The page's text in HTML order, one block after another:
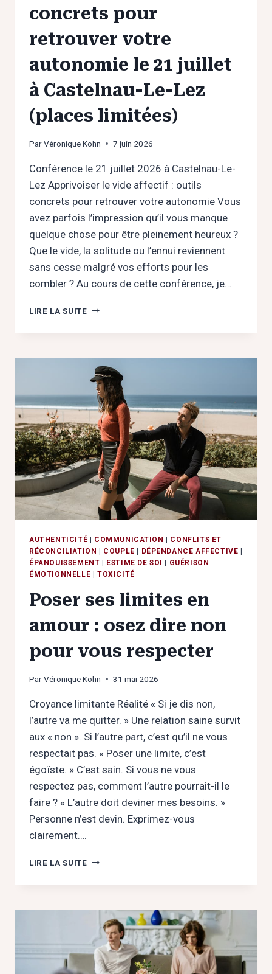
concrets pour
retrouver votre
autonomie le 21 juillet
à Castelnau-Le-Lez
(places limitées)
ParVéronique Kohn 7 juin 2026
Conférence le 21 juillet 2026 à Castelnau-Le-
Lez Apprivoiser le vide affectif : outils
concrets pour retrouver votre autonomie Vous
avez parfois l’impression qu’il vous manque
quelque chose pour être pleinement heureux ?
Que le vide, la solitude ou l’ennui reviennent
sans cesse malgré vos efforts pour les
combler ? Au cours de cette conférence, je…
LIRE LA SUITEAPPRIVOISER
:
OUTILS
CONCRETS
POUR
RETROUVER
VOTRE
AUTONOMIE
LE
21
JUILLET
À
CASTELNAU-
LE-
(PLACES
LIMITÉES)
AUTHENTICITÉ COMMUNICATION
CONFLITS ET
RÉCONCILIATION
COUPLE DÉPENDANCE AFFECTIVE
ÉPANOUISSEMENT
ESTIME DE SOI
GUÉRISON
ÉMOTIONNELLE
TOXICITÉ
Poser ses limites en
amour : osez dire non
pour vous respecter
ParVéronique Kohn 31 mai 2026
Croyance limitante Réalité « Si je dis non,
l’autre va me quitter. » Une relation saine survit
aux « non ». Si l’autre part, c’est qu’il ne vous
respectait pas. « Poser une limite, c’est
égoïste. » C’est sain. Si vous ne vous
respectez pas, comment l’autre pourrait-il le
faire ? « L’autre doit deviner mes besoins. »
Personne n’est devin. Exprimez-vous
clairement….
LIRE LA SUITEPOSER
AMOUR
OSEZ
DIRE
NON